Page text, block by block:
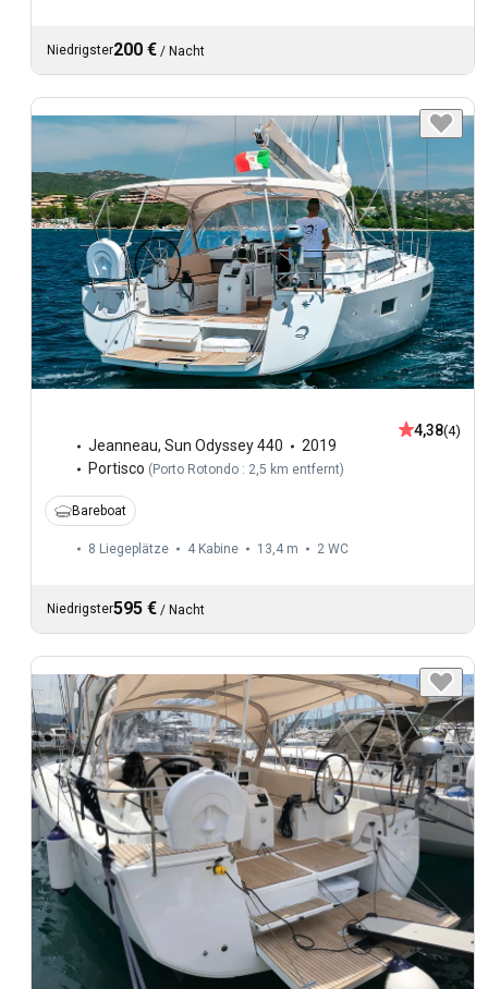
Niedrigster200 € / Nacht
Jeanneau, Sun Odyssey 440
2019
Portisco ( Porto Rotondo : 2,5 km entfernt)
4,38(4)
Bareboat
8 Liegeplätze 4 Kabine 13,4 m 2 WC
Niedrigster595 € / Nacht